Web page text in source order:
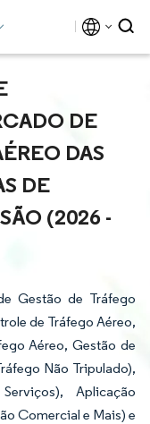
DE
DAS
DE
(2026 -
Gestão de Tráfego
de Tráfego Aéreo,
Aéreo, Gestão de
Não Tripulado),
Aplicação
Comercial e Mais) e